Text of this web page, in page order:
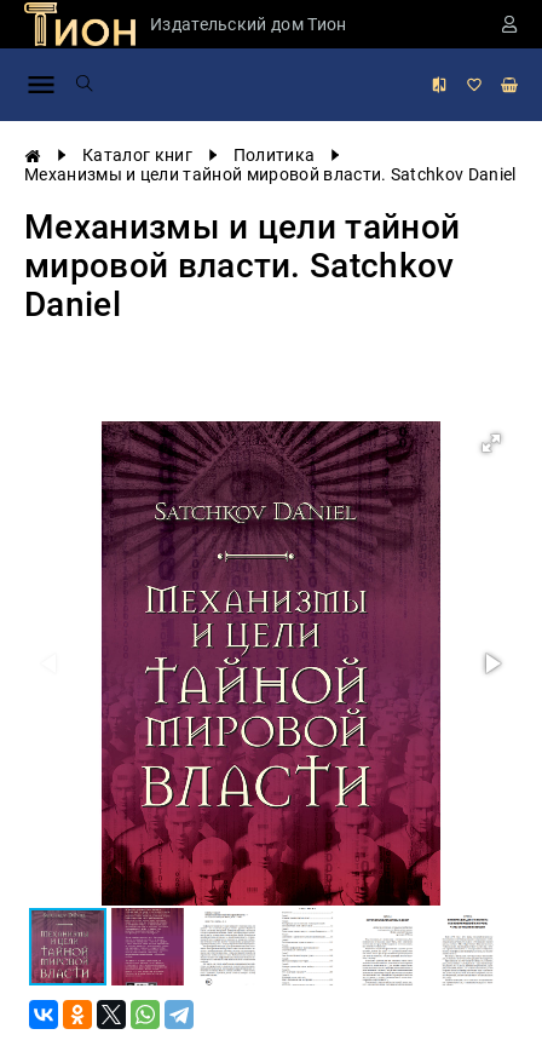
Издательский дом Тион
Каталог книг
Политика
Механизмы и цели тайной мировой власти. Satchkov Daniel
Механизмы и цели тайной
мировой власти. Satchkov
Daniel
Занимательная
России
история
Экономика
Фантастика
будущего
Публицистика
Проза
непознанное
Философия
Военная
история
Конспирология
Политика
Религия
Туризм
Разное
Кухня,
гастрономия,